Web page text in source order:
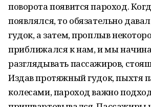
поворота появится пароход.
появлялся, то обязательно
гудок, а затем, проплыв
приближался к нам, и мы
разглядывать пассажиров,
Издав протяжный гудок, пыхтя
колесами, пароход важно